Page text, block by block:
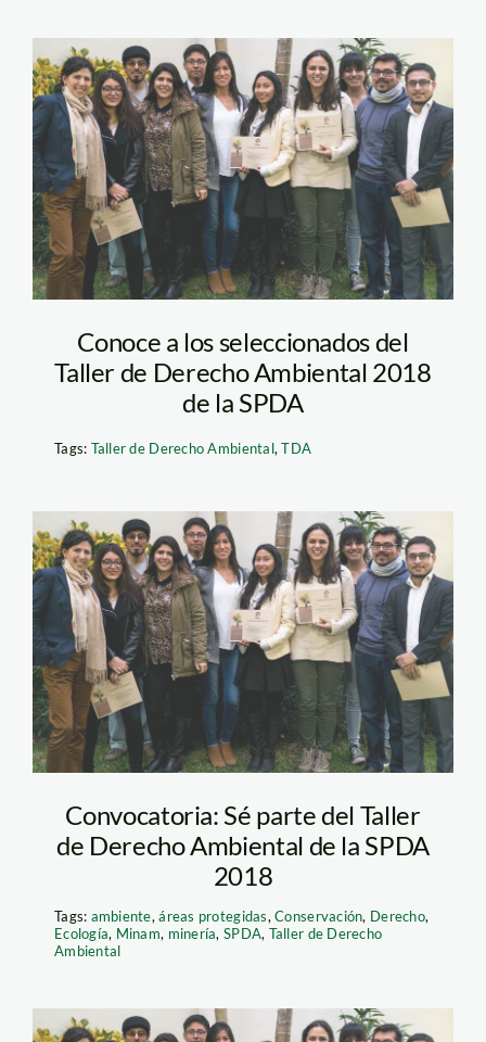
taller de derecho
ambiental spda –
2017
Conoce a los seleccionados del
Taller de Derecho Ambiental 2018
de la SPDA
Tags: Taller de Derecho Ambiental,TDA
taller de derecho
ambiental spda –
2017
Convocatoria: Sé parte del Taller
de Derecho Ambiental de la SPDA
2018
Tags: ambiente,áreas protegidas,Conservación, Derecho,
Ecología, Minam, minería,SPDA, Taller de Derecho
Ambiental